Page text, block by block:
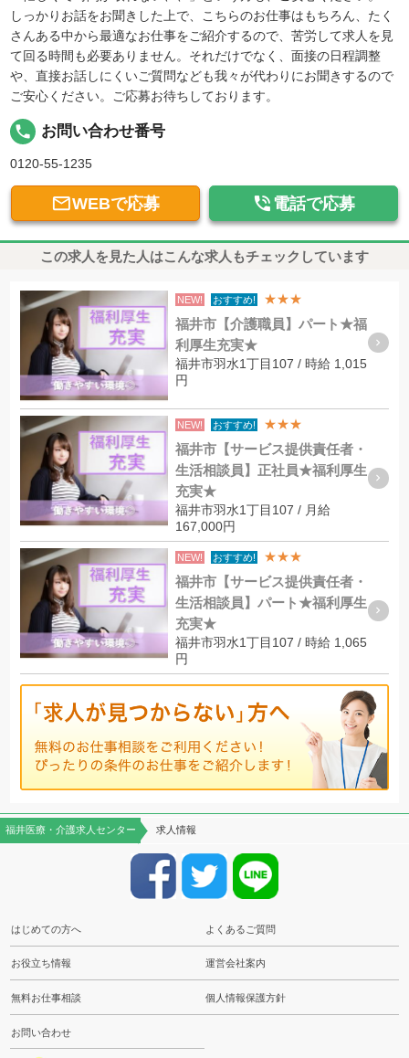
しっかりお話をお聞きした上で、こちらのお仕事はもちろん、たく
さんある中から最適なお仕事をご紹介するので、苦労して求人を見
て回る時間も必要ありません。それだけでなく、面接の日程調整
や、直接お話しにくいご質問なども我々が代わりにお聞きするので
ご安心ください。ご応募お待ちしております。
local_phone お問い合わせ番号
0120-55-1235
WEBで応募  電話で応募
この求人を見た人はこんな求人もチェックしています
NEW! おすすめ! ★★★
福井市【介護職員】パート★福
利厚生充実★
福井市羽水1丁目107 / 時給 1,015
円
NEW! おすすめ! ★★★
福井市【サービス提供責任者・
生活相談員】正社員★福利厚生
充実★
福井市羽水1丁目107 / 月給
167,000円
NEW! おすすめ! ★★★
福井市【サービス提供責任者・
生活相談員】パート★福利厚生
充実★
福井市羽水1丁目107 / 時給 1,065
円
福井医療・介護求人センター 求人情報
はじめての方へ よくあるご質問
お役立ち情報 運営会社案内
無料お仕事相談 個人情報保護方針
お問い合わせ